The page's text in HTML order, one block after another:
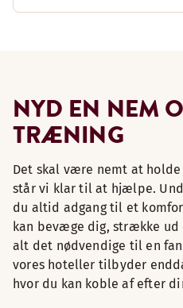
NYD EN NEM
TRÆNING
Det skal være nemt at
står vi klar til at hjælpe.
du altid adgang til et
kan bevæge dig, strække ud
alt det nødvendige til en
vores hoteller tilbyder
hvor du kan koble af efter